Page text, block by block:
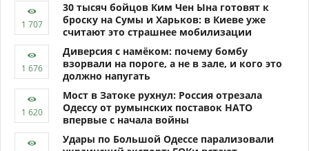
30 тысяч бойцов Ким Чен Ына готовят к
броску на Сумы и Харьков: в Киеве уже
считают это страшнее мобилизации
Диверсия с намёком: почему бомбу
взорвали на пороге, а не в зале, и кого это
должно напугать
Мост в Затоке рухнул: Россия отрезала
Одессу от румынских поставок НАТО
впервые с начала войны
Удары по Большой Одессе парализовали